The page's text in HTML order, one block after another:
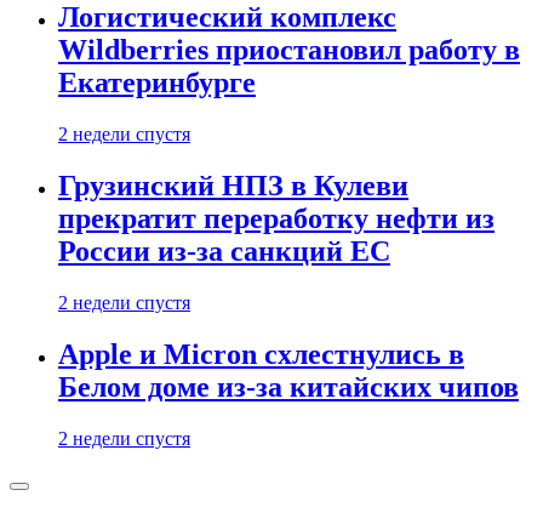
Логистический комплекс
Wildberries приостановил работу в
Екатеринбурге
2 недели спустя
Грузинский НПЗ в Кулеви
прекратит переработку нефти из
России из-за санкций ЕС
2 недели спустя
Apple и Micron схлестнулись в
Белом доме из-за китайских чипов
2 недели спустя